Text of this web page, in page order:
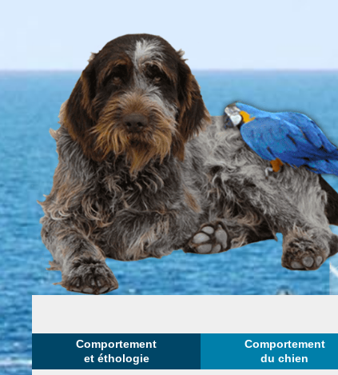
Comportement
et éthologie
Comportement
du chien